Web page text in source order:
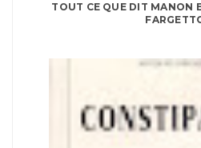
TOUT CE QUE DIT MANON